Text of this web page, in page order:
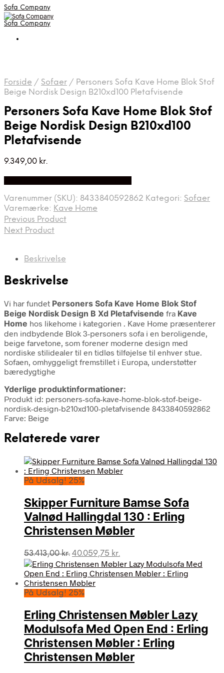
Sofa Company
Sofa Company
Forside / Sofaer / Personers Sofa Kave Home Blok Stof
Beige Nordisk Design B210xd100 Pletafvisende
Personers Sofa Kave Home Blok Stof
Beige Nordisk Design B210xd100
Pletafvisende
9.349,00 kr.
Varenummer (SKU): 8433840592862 Kategori: Sofaer
Varemærke: Kave Home
Previous Product
Next Product
Beskrivelse
Beskrivelse
Vi har fundet Personers Sofa Kave Home Blok Stof
Beige Nordisk Design B Xd Pletafvisende fra Kave
Home hos likehome i kategorien . Kave Home præsenterer
den indbydende Blok 3-personers sofa i en beroligende,
beige farvetone, som forener moderne design med
nordiske stilidealer til en tidløs tilføjelse til enhver stue.
Sofaen, omhyggeligt fremstillet i Europa, understøtter
bæredygtighe
Yderlige produktinformationer:
Produkt id: personers-sofa-kave-home-blok-stof-beige-
nordisk-design-b210xd100-pletafvisende 8433840592862
Farve: Beige
Relaterede varer
På Udsalg! 25%
Skipper Furniture Bamse Sofa
Valnød Hallingdal 130 : Erling
Christensen Møbler
53.413,00kr. Den
oprindelige
pris
var:
53.413,00 kr..
40.059,75 kr.
aktuelle
pris
På Udsalg! 25%
Erling Christensen Møbler Lazy
Modulsofa Med Open End : Erling
Christensen Møbler : Erling
Christensen Møbler